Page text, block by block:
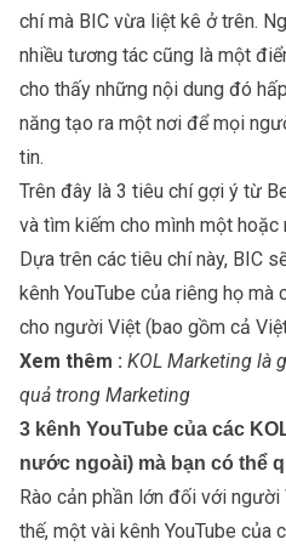
chí mà BIC vừa liệt kê ở trên.
nhiều tương tác cũng là một
cho thấy những nội dung đó
năng tạo ra một nơi để mọi
tin.
Trên đây là 3 tiêu chí gợi ý từ
và tìm kiếm cho mình một hoặc
Dựa trên các tiêu chí này, BIC
kênh YouTube của riêng họ
cho người Việt (bao gồm cả
Xem thêm : KOL Marketing là
quả trong Marketing
3 kênh YouTube của các
nước ngoài) mà bạn có thể
Rào cản phần lớn đối với
thế, một vài kênh YouTube của